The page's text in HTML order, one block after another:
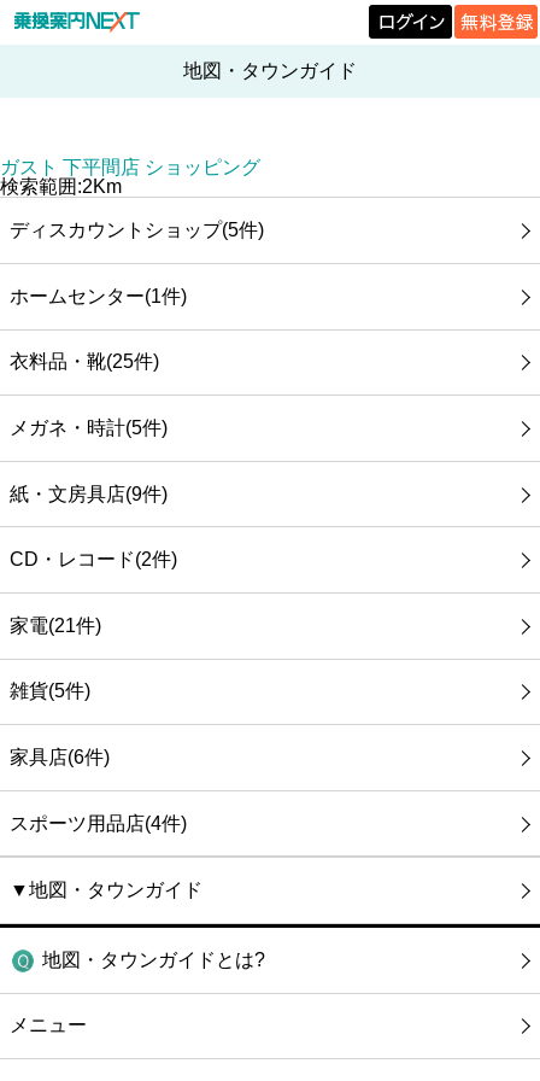
地図・タウンガイド
ガスト 下平間店 ショッピング
検索範囲:2Km
ディスカウントショップ(5件)
ホームセンター(1件)
衣料品・靴(25件)
メガネ・時計(5件)
紙・文房具店(9件)
CD・レコード(2件)
家電(21件)
雑貨(5件)
家具店(6件)
スポーツ用品店(4件)
▼地図・タウンガイド
地図・タウンガイドとは?
メニュー